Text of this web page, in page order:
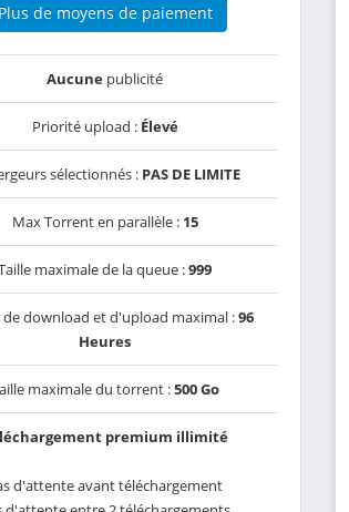
Plus de moyens de paiement
Aucune publicité
Priorité upload : Élevé
sélectionnés : PAS DE LIMITE
Max Torrent en parallèle : 15
maximale de la queue :999
de download et d'upload maximal :96
Heures
maximale du torrent :500 Go
premium illimité
d'attente avant téléchargement